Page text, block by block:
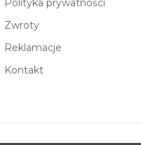
Polityka prywatności
Zwroty
Reklamacje
Kontakt